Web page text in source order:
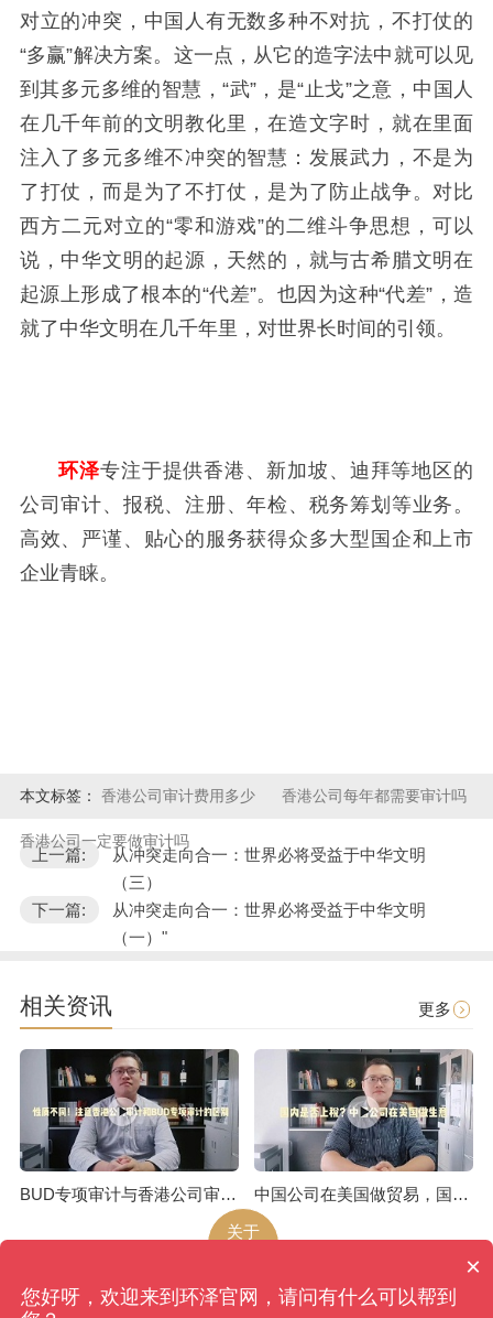
对立的冲突，中国人有无数多种不对抗，不打仗的
“多赢”解决方案。这一点，从它的造字法中就可以见
到其多元多维的智慧，“武”，是“止戈”之意，中国人
在几千年前的文明教化里，在造文字时，就在里面
注入了多元多维不冲突的智慧：发展武力，不是为
了打仗，而是为了不打仗，是为了防止战争。对比
西方二元对立的“零和游戏”的二维斗争思想，可以
说，中华文明的起源，天然的，就与古希腊文明在
起源上形成了根本的“代差”。也因为这种“代差”，造
就了中华文明在几千年里，对世界长时间的引领。
环泽专注于提供香港、新加坡、迪拜等地区的
公司审计、报税、注册、年检、税务筹划等业务。
高效、严谨、贴心的服务获得众多大型国企和上市
企业青睐。
本文标签： 香港公司审计费用多少 香港公司每年都需要审计吗
香港公司一定要做审计吗
上一篇:
从冲突走向合一：世界必将受益于中华文明
（三）
下一篇:
从冲突走向合一：世界必将受益于中华文明
（一）"
相关资讯 更多
BUD专项审计与香港公司审计是不一样的
中国公司在美国做贸易，国内是否上税呢
关于
环泽版权所有
网站地图
×
您好呀，欢迎来到环泽官网，请问有什么可以帮到